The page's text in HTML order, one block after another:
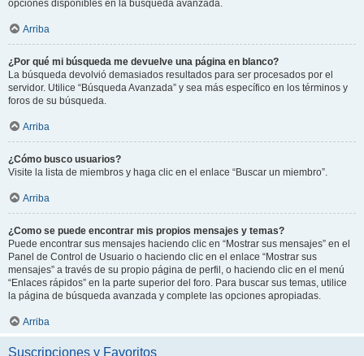
opciones disponibles en la búsqueda avanzada.
Arriba
¿Por qué mi búsqueda me devuelve una página en blanco?
La búsqueda devolvió demasiados resultados para ser procesados por el
servidor. Utilice “Búsqueda Avanzada” y sea más específico en los términos y
foros de su búsqueda.
Arriba
¿Cómo busco usuarios?
Visite la lista de miembros y haga clic en el enlace “Buscar un miembro”.
Arriba
¿Como se puede encontrar mis propios mensajes y temas?
Puede encontrar sus mensajes haciendo clic en “Mostrar sus mensajes” en el
Panel de Control de Usuario o haciendo clic en el enlace “Mostrar sus
mensajes” a través de su propio página de perfil, o haciendo clic en el menú
“Enlaces rápidos” en la parte superior del foro. Para buscar sus temas, utilice
la página de búsqueda avanzada y complete las opciones apropiadas.
Arriba
Suscripciones y Favoritos